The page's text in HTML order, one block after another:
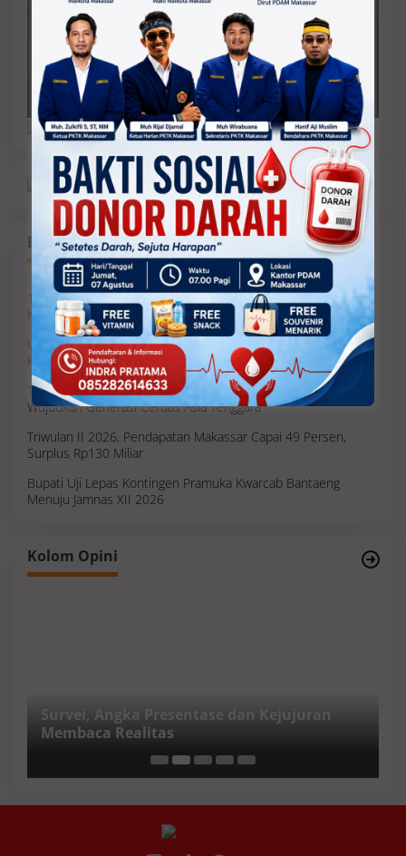
Balik ke Artikel Terbaru
13 DPC PPP di Sulsel Terima SK Kepengurusan, 8 Daerah
Kenapa Menggantung?
Unhas Raih Detik Awards 2026, Rektor: Motivasi Tingkatkan
Kualitas Riset Global
Taruna Ikrar: Kolaborasi Sains, Nutrisi, dan Regulasi Kunci
Wujudkan Generasi Cerdas Asia Tenggara
Triwulan II 2026, Pendapatan Makassar Capai 49 Persen,
Surplus Rp130 Miliar
Bupati Uji Lepas Kontingen Pramuka Kwarcab Bantaeng
Menuju Jamnas XII 2026
Kolom Opini
Membaca Realitas